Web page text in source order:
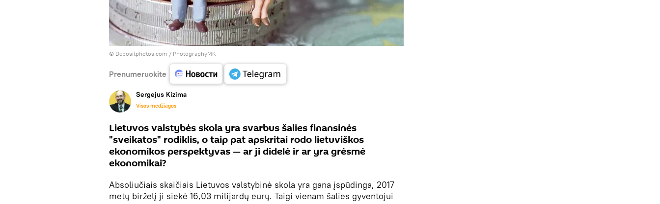
© Depositphotos.com / PhotographyMK
Prenumeruokite
Sergejus Kizima
Visos medžiagos
Lietuvos valstybės skola yra svarbus šalies finansinės
"sveikatos" rodiklis, o taip pat apskritai rodo lietuviškos
ekonomikos perspektyvas — ar ji didelė ir ar yra grėsmė
ekonomikai?
Absoliučiais skaičiais Lietuvos valstybinė skola yra gana įspūdinga, 2017
metų birželį ji siekė 16,03 milijardų eurų. Taigi vienam šalies gyventojui